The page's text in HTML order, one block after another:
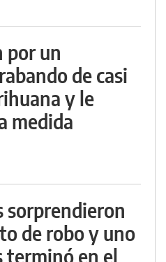
por un
de casi
y le
medida
sorprendieron
de robo y uno
terminó en el